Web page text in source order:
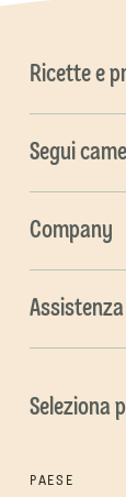
Ricette e
Segui
Company
Assistenza
Seleziona
PAESE